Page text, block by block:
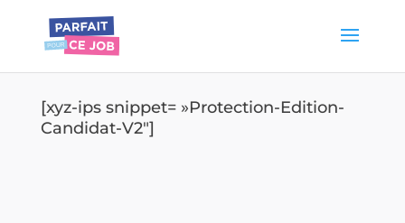
[xyz-ips snippet= »Protection-Edition-
Candidat-V2″]